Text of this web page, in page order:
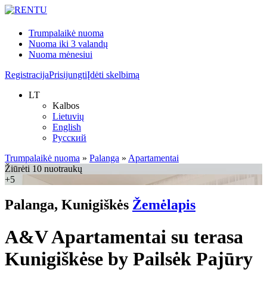
Trumpalaikė nuoma
Nuoma iki 3 valandų
Nuoma mėnesiui
RegistracijaPrisijungtiĮdėti skelbimą
LT
Kalbos
Lietuvių
English
Русский
Trumpalaikė nuoma » Palanga » Apartamentai
Žiūrėti 10 nuotraukų
+5
Palanga, Kunigiškės Žemėlapis
A&V Apartamentai su terasa
Kunigiškėse by Pailsėk Pajūry